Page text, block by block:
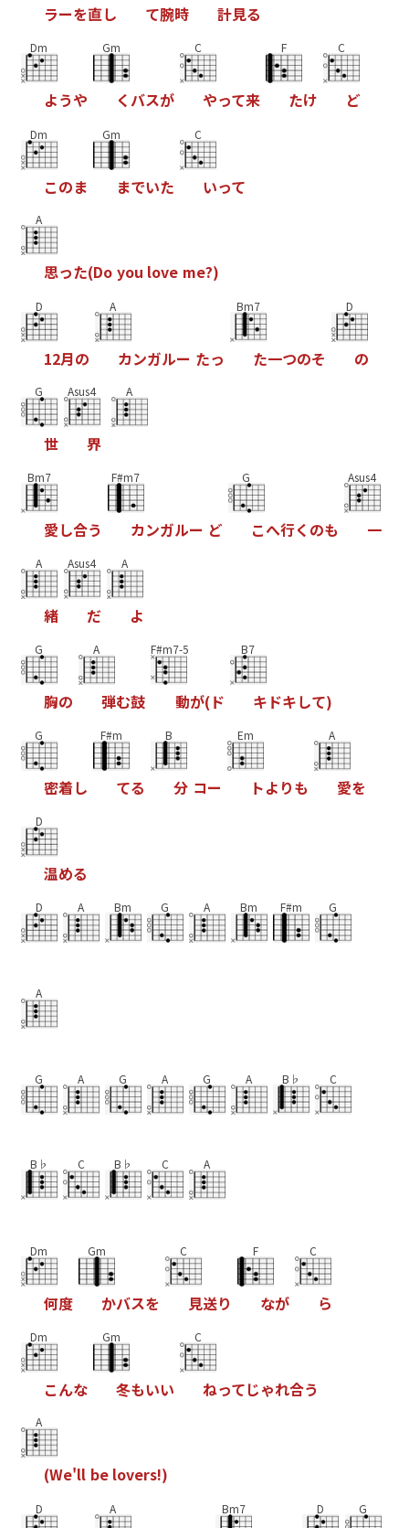
ラーを直し て腕時 計見る
Dm
ようや
Gm
くバスが
C
やって来
F
たけ
C
ど
Dm
このま
Gm
までいた
C
いって
A
思った(Do you love me?)
D
12月の
A
カンガルー たっ
Bm7
た一つのそ
D
の
G
世
Asus4
界
A
Bm7
愛し合う
F#m7
カンガルー ど
G
こへ行く のも
Asus4
一
A
緒
Asus4
だ
A
よ
G
胸の
A
弾む鼓
F#m7-5
動が(ド
B7
キ ドキして)
G
密着し
F#m
てる
B
分 コー
Em
トよ りも
A
愛を
D
温める
D A Bm G A Bm F#m G
A
G A G A G A B♭ C
B♭ C B♭ C A
Dm
何度
Gm
かバスを
C
見送り
F
なが
C
ら
Dm
こんな
Gm
冬もいい
C
ねってじゃれ合う
A
(We'll be lovers!)
D A Bm7 D G